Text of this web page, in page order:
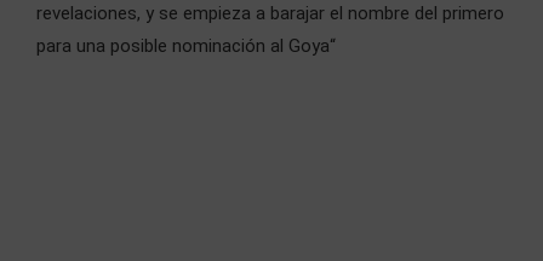
revelaciones, y se empieza a barajar el nombre del primero
para una posible nominación al Goya“